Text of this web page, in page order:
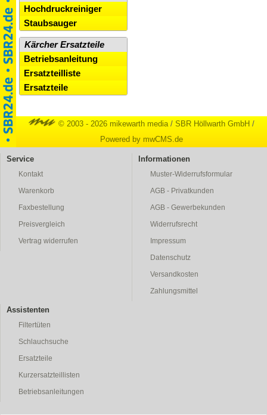
Hochdruckreiniger
Staubsauger
Kärcher Ersatzteile
Betriebsanleitung
Ersatzteilliste
Ersatzteile
© 2003 - 2026 mikewarth media/ SBR Höllwarth GmbH /
Powered by mwCMS.de
Service
Kontakt
Warenkorb
Faxbestellung
Preisvergleich
Vertrag widerrufen
Informationen
Muster-Widerrufsformular
AGB - Privatkunden
AGB - Gewerbekunden
Widerrufsrecht
Impressum
Datenschutz
Versandkosten
Zahlungsmittel
Assistenten
Filtertüten
Schlauchsuche
Ersatzteile
Kurzersatzteillisten
Betriebsanleitungen